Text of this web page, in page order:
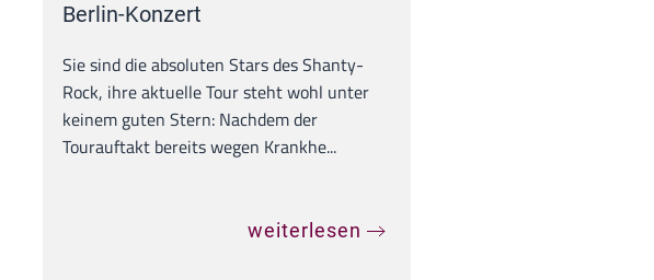
Berlin-Konzert
Sie sind die absoluten Stars des Shanty-
Rock, ihre aktuelle Tour steht wohl unter
keinem guten Stern: Nachdem der
Tourauftakt bereits wegen Krankhe...
weiterlesen